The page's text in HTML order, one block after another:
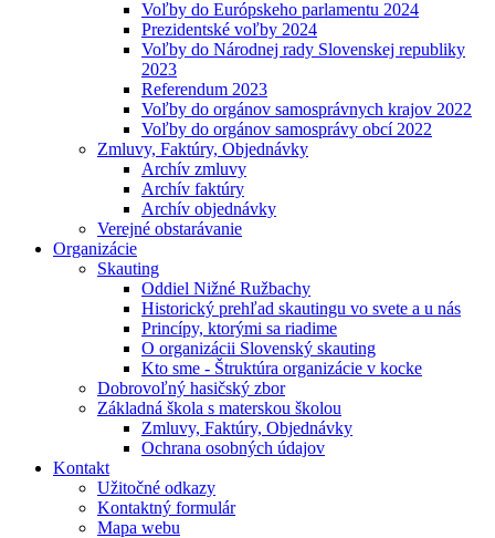
Voľby do Európskeho parlamentu 2024
Prezidentské voľby 2024
Voľby do Národnej rady Slovenskej republiky
2023
Referendum 2023
Voľby do orgánov samosprávnych krajov 2022
Voľby do orgánov samosprávy obcí 2022
Zmluvy, Faktúry, Objednávky
Archív zmluvy
Archív faktúry
Archív objednávky
Verejné obstarávanie
Organizácie
Skauting
Oddiel Nižné Ružbachy
Historický prehľad skautingu vo svete a u nás
Princípy, ktorými sa riadime
O organizácii Slovenský skauting
Kto sme - Štruktúra organizácie v kocke
Dobrovoľný hasičský zbor
Základná škola s materskou školou
Zmluvy, Faktúry, Objednávky
Ochrana osobných údajov
Kontakt
Užitočné odkazy
Kontaktný formulár
Mapa webu